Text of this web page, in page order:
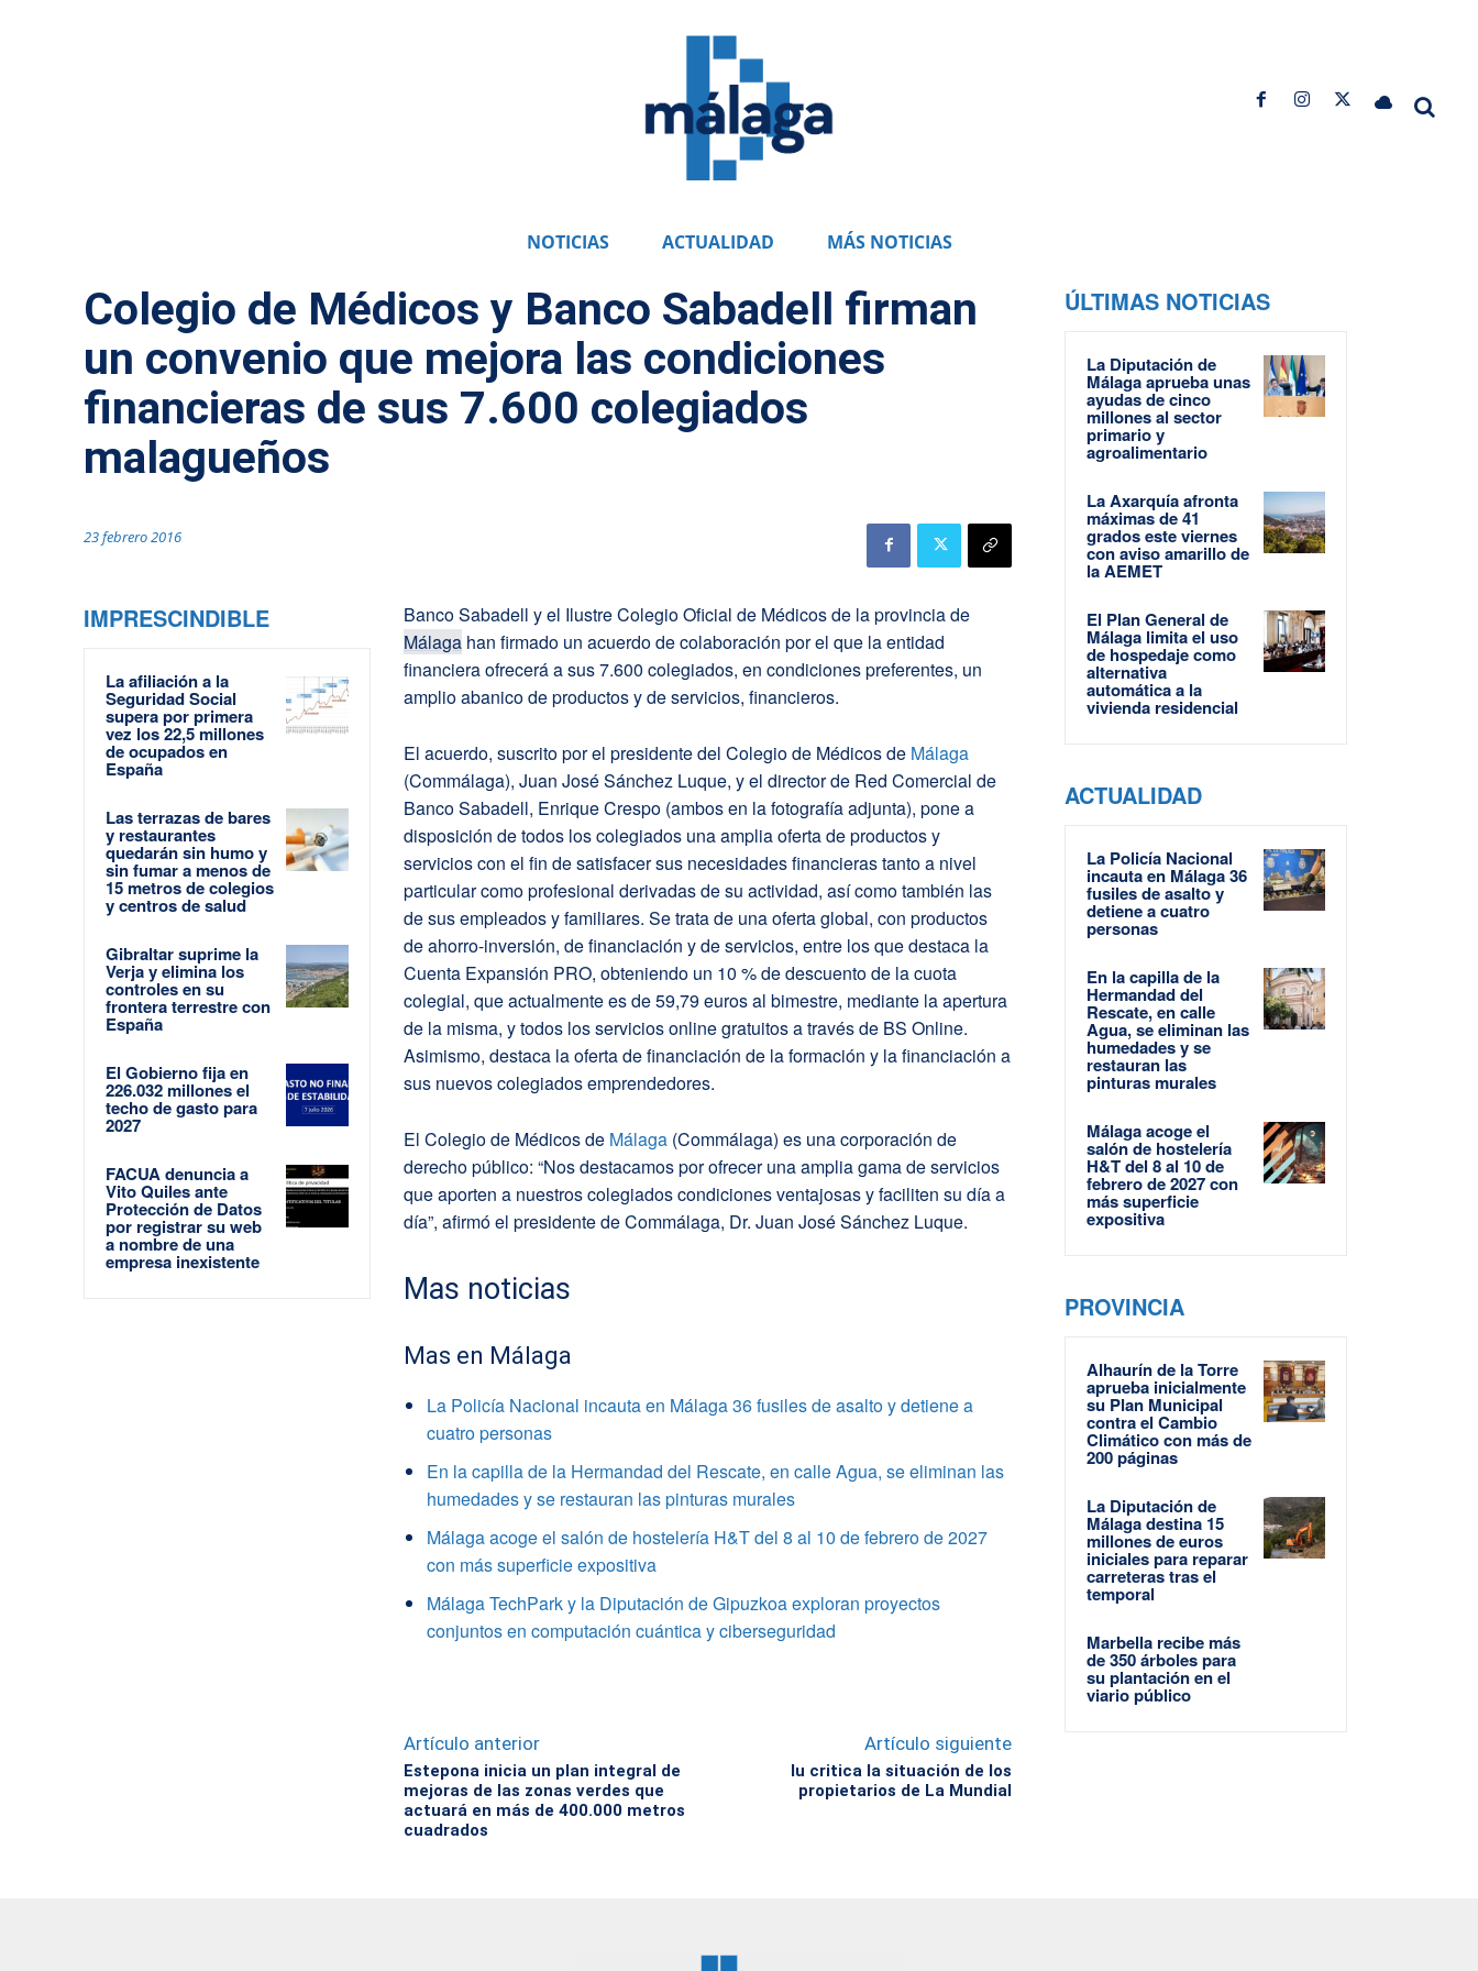
NOTICIAS ACTUALIDAD MÁS NOTICIAS
Colegio de Médicos y Banco Sabadell firman
un convenio que mejora las condiciones
financieras de sus 7.600 colegiados
malagueños
23 febrero 2016
IMPRESCINDIBLE
La afiliación a la
Seguridad Social
supera por primera
vez los 22,5 millones
de ocupados en
España
Las terrazas de bares
y restaurantes
quedarán sin humo y
sin fumar a menos de
15 metros de colegios
y centros de salud
Gibraltar suprime la
Verja y elimina los
controles en su
frontera terrestre con
España
El Gobierno fija en
226.032 millones el
techo de gasto para
2027
FACUA denuncia a
Vito Quiles ante
Protección de Datos
por registrar su web
a nombre de una
empresa inexistente
Banco Sabadell y el Ilustre Colegio Oficial de Médicos de la provincia de
Málaga han firmado un acuerdo de colaboración por el que la entidad
financiera ofrecerá a sus 7.600 colegiados, en condiciones preferentes, un
amplio abanico de productos y de servicios, financieros.
El acuerdo, suscrito por el presidente del Colegio de Médicos de Málaga
(Commálaga), Juan José Sánchez Luque, y el director de Red Comercial de
Banco Sabadell, Enrique Crespo (ambos en la fotografía adjunta), pone a
disposición de todos los colegiados una amplia oferta de productos y
servicios con el fin de satisfacer sus necesidades financieras tanto a nivel
particular como profesional derivadas de su actividad, así como también las
de sus empleados y familiares. Se trata de una oferta global, con productos
de ahorro-inversión, de financiación y de servicios, entre los que destaca la
Cuenta Expansión PRO, obteniendo un 10 % de descuento de la cuota
colegial, que actualmente es de 59,79 euros al bimestre, mediante la apertura
de la misma, y todos los servicios online gratuitos a través de BS Online.
Asimismo, destaca la oferta de financiación de la formación y la financiación a
sus nuevos colegiados emprendedores.
El Colegio de Médicos de Málaga (Commálaga) es una corporación de
derecho público: “Nos destacamos por ofrecer una amplia gama de servicios
que aporten a nuestros colegiados condiciones ventajosas y faciliten su día a
día”, afirmó el presidente de Commálaga, Dr. Juan José Sánchez Luque.
Mas noticias
Mas en Málaga
La Policía Nacional incauta en Málaga 36 fusiles de asalto y detiene a
cuatro personas
En la capilla de la Hermandad del Rescate, en calle Agua, se eliminan las
humedades y se restauran las pinturas murales
Málaga acoge el salón de hostelería H&T del 8 al 10 de febrero de 2027
con más superficie expositiva
Málaga TechPark y la Diputación de Gipuzkoa exploran proyectos
conjuntos en computación cuántica y ciberseguridad
Artículo anterior
Estepona inicia un plan integral de
mejoras de las zonas verdes que
actuará en más de 400.000 metros
cuadrados
Artículo siguiente
Iu critica la situación de los
propietarios de La Mundial
ÚLTIMAS NOTICIAS
La Diputación de
Málaga aprueba unas
ayudas de cinco
millones al sector
primario y
agroalimentario
La Axarquía afronta
máximas de 41
grados este viernes
con aviso amarillo de
la AEMET
El Plan General de
Málaga limita el uso
de hospedaje como
alternativa
automática a la
vivienda residencial
ACTUALIDAD
La Policía Nacional
incauta en Málaga 36
fusiles de asalto y
detiene a cuatro
personas
En la capilla de la
Hermandad del
Rescate, en calle
Agua, se eliminan las
humedades y se
restauran las
pinturas murales
Málaga acoge el
salón de hostelería
H&T del 8 al 10 de
febrero de 2027 con
más superficie
expositiva
PROVINCIA
Alhaurín de la Torre
aprueba inicialmente
su Plan Municipal
contra el Cambio
Climático con más de
200 páginas
La Diputación de
Málaga destina 15
millones de euros
iniciales para reparar
carreteras tras el
temporal
Marbella recibe más
de 350 árboles para
su plantación en el
viario público